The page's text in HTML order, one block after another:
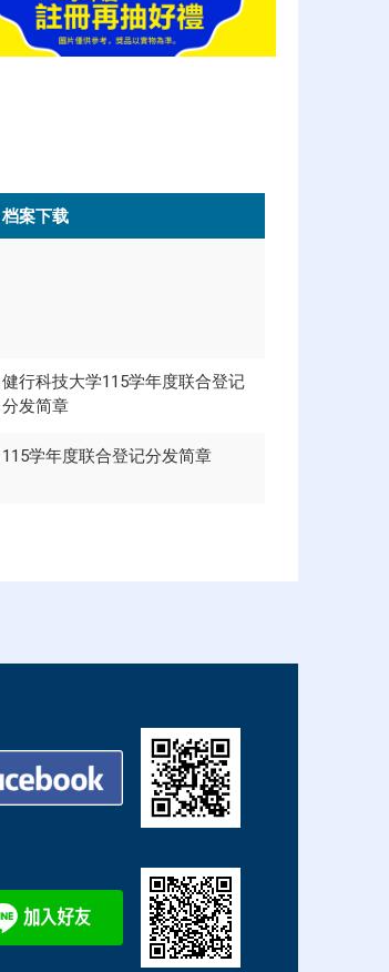
档案下载
健行科技大学115学年度联合登记
分发简章
115学年度联合登记分发简章